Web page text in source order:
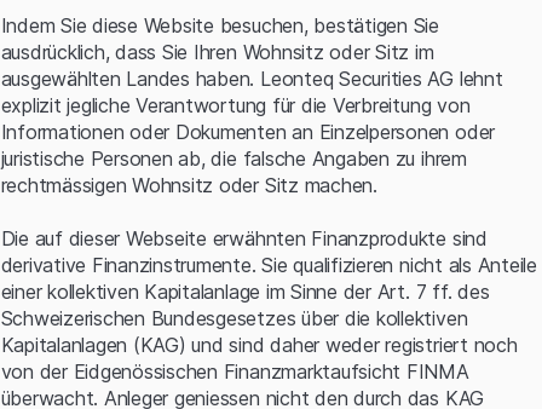
Serverfehler.
Indem Sie diese Website besuchen, bestätigen Sie
ausdrücklich, dass Sie Ihren Wohnsitz oder Sitz im
ausgewählten Landes haben. Leonteq Securities AG lehnt
explizit jegliche Verantwortung für die Verbreitung von
Informationen oder Dokumenten an Einzelpersonen oder
juristische Personen ab, die falsche Angaben zu ihrem
rechtmässigen Wohnsitz oder Sitz machen.
Die auf dieser Webseite erwähnten Finanzprodukte sind
derivative Finanzinstrumente. Sie qualifizieren nicht als Anteile
einer kollektiven Kapitalanlage im Sinne der Art. 7 ff. des
Schweizerischen Bundesgesetzes über die kollektiven
Kapitalanlagen (KAG) und sind daher weder registriert noch
von der Eidgenössischen Finanzmarktaufsicht FINMA
überwacht. Anleger geniessen nicht den durch das KAG